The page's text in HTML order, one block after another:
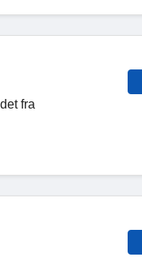
fra